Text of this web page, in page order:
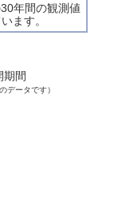
年間の観測値
ます。
期間
データです）